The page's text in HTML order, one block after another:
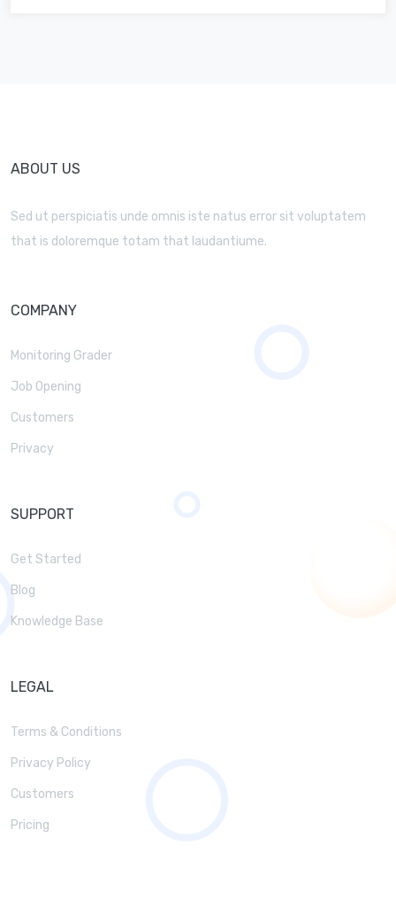
ABOUT US
Sed ut perspiciatis unde omnis iste natus error sit voluptatem
that is doloremque totam that laudantiume.
COMPANY
Monitoring Grader
Job Opening
Customers
Privacy
SUPPORT
Get Started
Blog
Knowledge Base
LEGAL
Terms & Conditions
Privacy Policy
Customers
Pricing